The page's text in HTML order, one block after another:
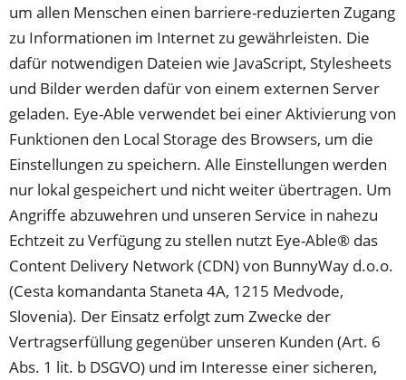
neuen
Tab)
um allen Menschen einen barriere-reduzierten Zugang
zu Informationen im Internet zu gewährleisten. Die
dafür notwendigen Dateien wie JavaScript, Stylesheets
und Bilder werden dafür von einem externen Server
geladen. Eye-Able verwendet bei einer Aktivierung von
Funktionen den Local Storage des Browsers, um die
Einstellungen zu speichern. Alle Einstellungen werden
nur lokal gespeichert und nicht weiter übertragen. Um
Angriffe abzuwehren und unseren Service in nahezu
Echtzeit zu Verfügung zu stellen nutzt Eye-Able® das
Content Delivery Network (CDN) von BunnyWay d.o.o.
(Cesta komandanta Staneta 4A, 1215 Medvode,
Slovenia). Der Einsatz erfolgt zum Zwecke der
Vertragserfüllung gegenüber unseren Kunden (Art. 6
Abs. 1 lit. b DSGVO) und im Interesse einer sicheren,